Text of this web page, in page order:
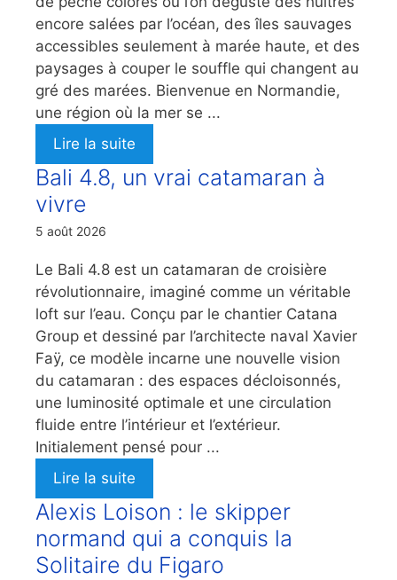
encore salées par l’océan, des îles sauvages
accessibles seulement à marée haute, et des
paysages à couper le souffle qui changent au
gré des marées. Bienvenue en Normandie,
une région où la mer se ...
Lire la suite
Bali 4.8, un vrai catamaran à
vivre
5 août 2026
Le Bali 4.8 est un catamaran de croisière
révolutionnaire, imaginé comme un véritable
loft sur l’eau. Conçu par le chantier Catana
Group et dessiné par l’architecte naval Xavier
Faÿ, ce modèle incarne une nouvelle vision
du catamaran : des espaces décloisonnés,
une luminosité optimale et une circulation
fluide entre l’intérieur et l’extérieur.
Initialement pensé pour ...
Lire la suite
Alexis Loison : le skipper
normand qui a conquis la
Solitaire du Figaro